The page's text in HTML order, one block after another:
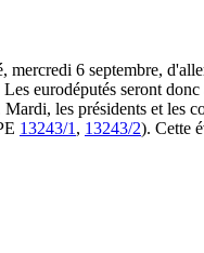
mercredi 6 septembre,
eurodéputés seront
les présidents et les
13243/1 , 13243/2). Cette